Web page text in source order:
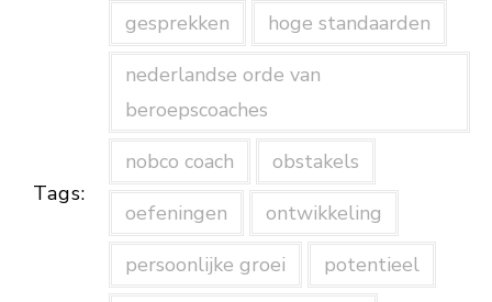
Tags:
gesprekken
hoge standaarden
nederlandse orde van
beroepscoaches
nobco coach
obstakels
oefeningen
ontwikkeling
persoonlijke groei
potentieel